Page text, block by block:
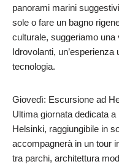
panorami marini
sole o fare un bagno
culturale, suggeriamo
Idrovolanti,
tecnologia.
Giovedì: Escursione ad
Ultima giornata dedicata
Helsinki, raggiungibile in
accompagnerà in un tour
tra parchi, architettura